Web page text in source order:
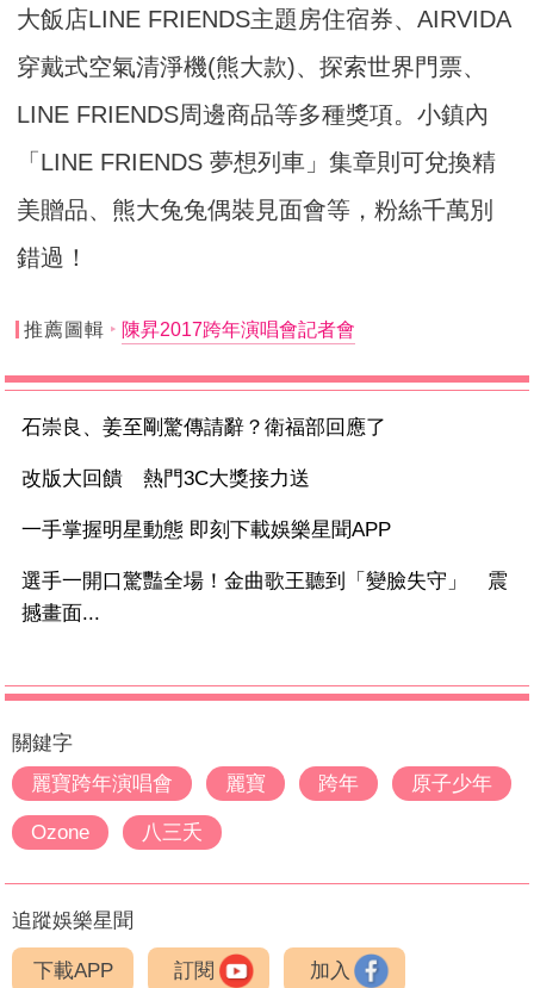
大飯店LINE FRIENDS主題房住宿券、AIRVIDA
穿戴式空氣清淨機(熊大款)、探索世界門票、
LINE FRIENDS周邊商品等多種獎項。小鎮內
「LINE FRIENDS 夢想列車」集章則可兌換精
美贈品、熊大兔兔偶裝見面會等，粉絲千萬別
錯過！
推薦圖輯 陳昇2017跨年演唱會記者會
石崇良、姜至剛驚傳請辭？衛福部回應了
改版大回饋 熱門3C大獎接力送
一手掌握明星動態 即刻下載娛樂星聞APP
選手一開口驚豔全場！金曲歌王聽到「變臉失守」 震
撼畫面...
關鍵字
麗寶跨年演唱會
麗寶 跨年 原子少年
Ozone 八三夭
追蹤娛樂星聞
下載APP 訂閱 加入